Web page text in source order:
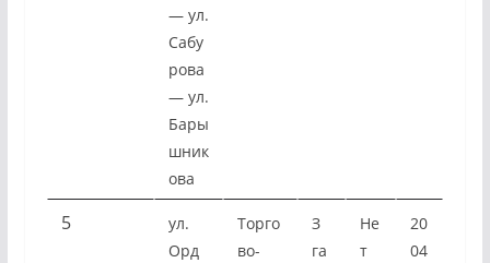
— ул.
Сабу
рова
— ул.
Бары
шник
ова
5
ул.
Орд
Торго
во-
З
га
Не
т
20
04